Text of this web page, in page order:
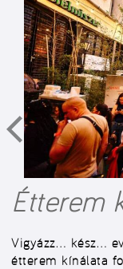
Étterem
Vigyázz… kész…
étterem kínálata